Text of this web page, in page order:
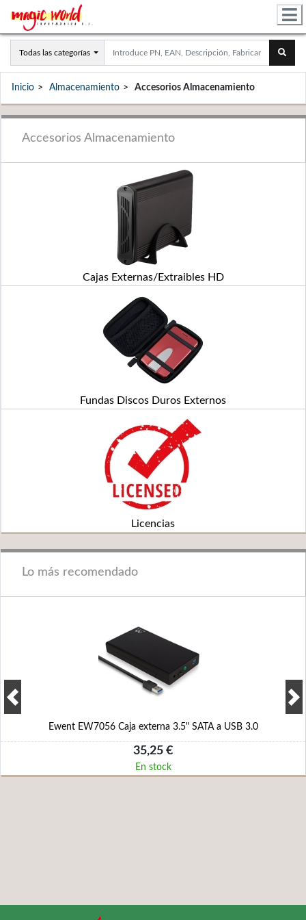
Todas las categorías
Inicio Almacenamiento Accesorios Almacenamiento
Accesorios Almacenamiento
Cajas Externas/Extraibles HD
Fundas Discos Duros Externos
Licencias
Lo más recomendado
Ewent EW7056 Caja externa 3.5" SATA a USB 3.0
35,25 €
En stock